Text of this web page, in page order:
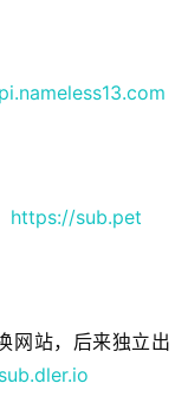
https://sub.pet
网站，后来独立出